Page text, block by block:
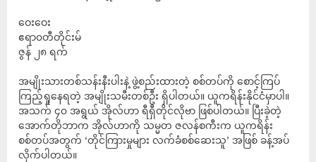
ဝေးဝေး
ဧရာ၀တီတိုင်းမ်
ဇွန် ၂၈ ရက်
အမျိုးသားတစ်သန်းနီးပါးနဲ့ ဖွဲ့စည်းထားတဲ့ စစ်တပ်ကို စောင့်ကြပ်
ကြည့်ရှုနေရတဲ့ အမျိုးသမီးတစ်ဦး ရှိပါတယ်။ ယူကရိန်းနိုင်ငံမှာပါ။
အသက် ၄၀ အရွယ် အိုလ်ဟာ ရီရှီတိုင်လိုဗာ ဖြစ်ပါတယ်။ ပြီးခဲ့တဲ့
အောက်တိုဘာက အိုလ်ဟာကို သမ္မတ ဇလန်စကီးက ယူကရိန်း
စစ်တပ်အတွက် ‘တိုင်ကြားမှုများ လက်ခံစစ်ဆေးသူ’ အဖြစ် ခန့်အပ်
လိုက်ပါတယ်။